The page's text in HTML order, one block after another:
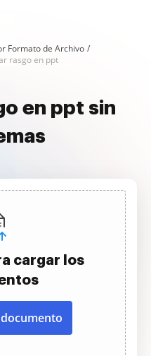
Formato de Archivo
rasgo en ppt
en ppt sin
cargar los